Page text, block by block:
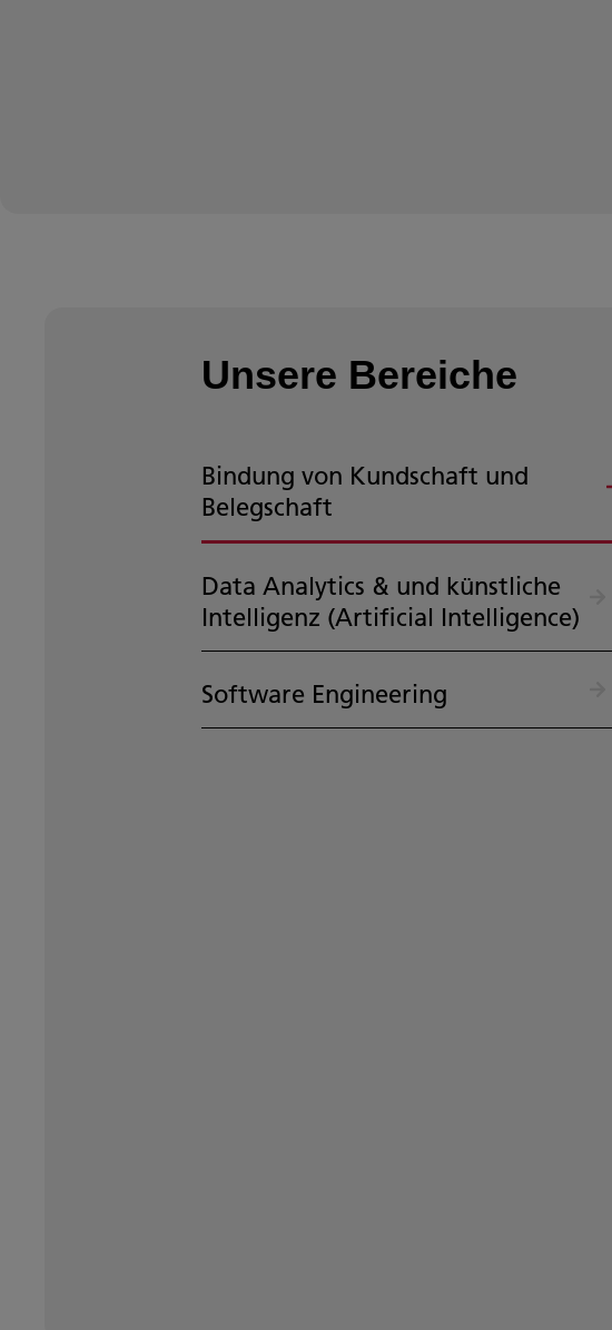
Unsere Bereiche
Bindung von Kundschaft und
Belegschaft
Data Analytics & und künstliche
Intelligenz (Artificial Intelligence)
Software Engineering